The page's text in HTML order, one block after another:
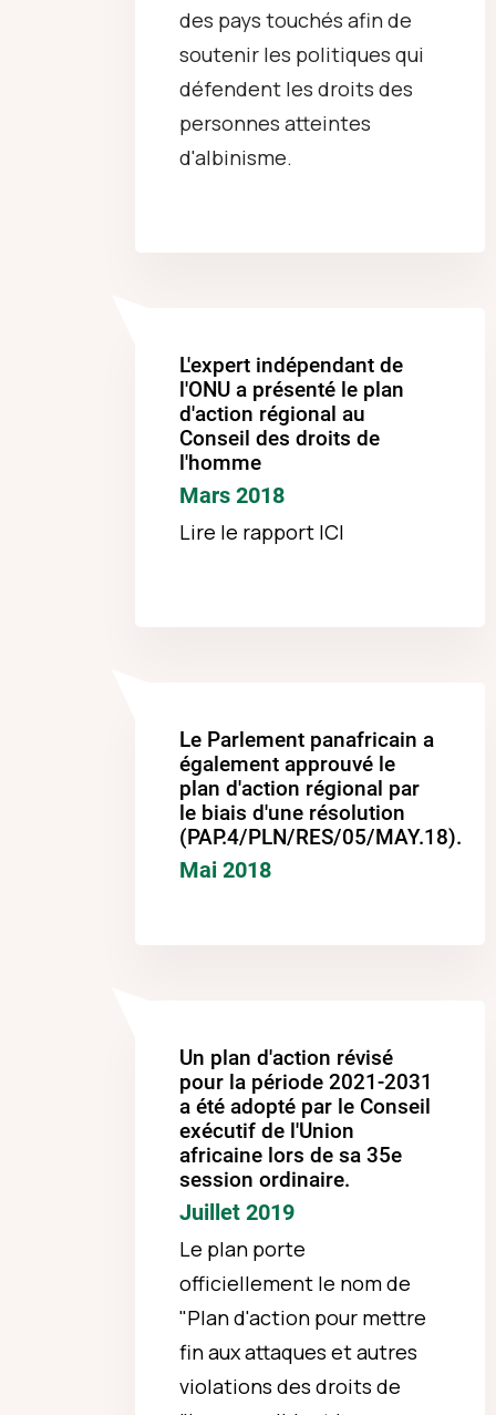
des pays touchés afin de
soutenir les politiques qui
défendent les droits des
personnes atteintes
d'albinisme.
L'expert indépendant de
l'ONU a présenté le plan
d'action régional au
Conseil des droits de
l'homme
Mars 2018
Lire le rapport ICI
Le Parlement panafricain a
également approuvé le
plan d'action régional par
le biais d'une résolution
(PAP.4/PLN/RES/05/MAY.18).
Mai 2018
Un plan d'action révisé
pour la période 2021-2031
a été adopté par le Conseil
exécutif de l'Union
africaine lors de sa 35e
session ordinaire.
Juillet 2019
Le plan porte
officiellement le nom de
"Plan d'action pour mettre
fin aux attaques et autres
violations des droits de